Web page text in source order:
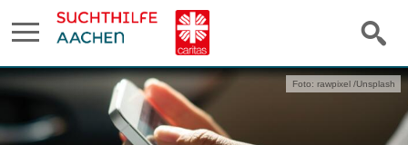
Foto: rawpixel /Unsplash